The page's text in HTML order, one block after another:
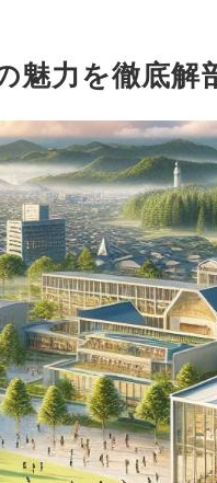
魅力を徹底解